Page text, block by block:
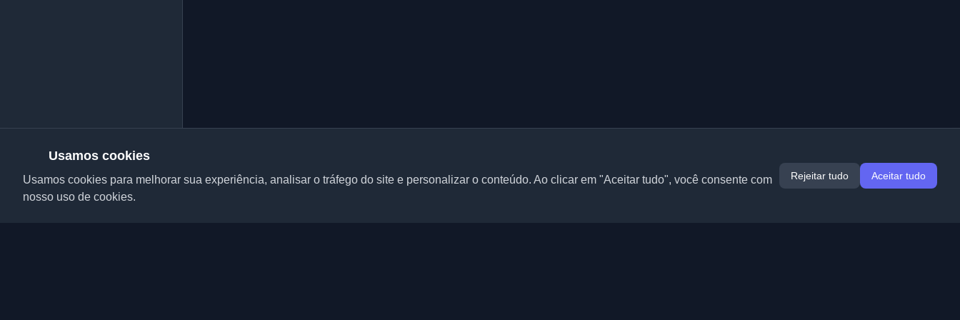
Usamos cookies
Usamos cookies para melhorar sua experiência, analisar o tráfego do site e personalizar o conteúdo. Ao clicar em "Aceitar tudo", você consente com
nosso uso de cookies.
Rejeitar tudo Aceitar tudo